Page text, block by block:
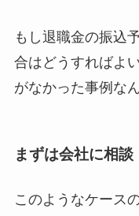
もし退職金の振込
合はどうすればよ
がなかった事例な
まずは会社に相談
このようなケース